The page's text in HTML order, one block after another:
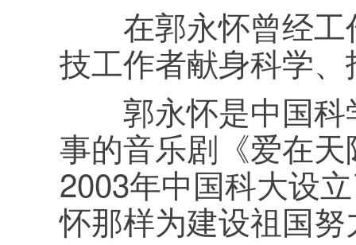
在郭永怀曾经工
技工作者献身科学
郭永怀是中国科
事的音乐剧《爱在
2003年中国科大设
怀那样为建设祖国